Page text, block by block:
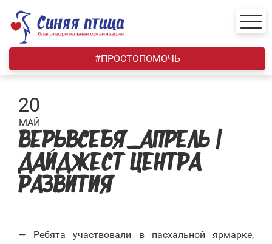
content
#ПРОСТОПОМОЧЬ
20
МАЙ
ВЕРЬВСЕБЯ_АПРЕЛЬ |
ДАЙДЖЕСТ ЦЕНТРА
РАЗВИТИЯ
— Ребята участвовали в пасхальной ярмарке,